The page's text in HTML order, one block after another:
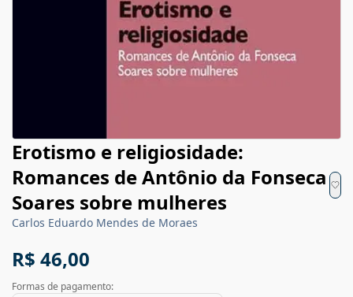
Erotismo e religiosidade:
Romances de Antônio da Fonseca
Soares sobre mulheres
Carlos Eduardo Mendes de Moraes
R$ 46,00
Formas de pagamento: